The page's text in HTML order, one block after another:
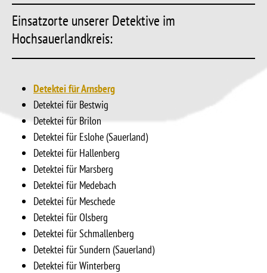
Einsatzorte unserer Detektive im
Hochsauerlandkreis:
Detektei für Arnsberg
Detektei für Bestwig
Detektei für Brilon
Detektei für Eslohe (Sauerland)
Detektei für Hallenberg
Detektei für Marsberg
Detektei für Medebach
Detektei für Meschede
Detektei für Olsberg
Detektei für Schmallenberg
Detektei für Sundern (Sauerland)
Detektei für Winterberg